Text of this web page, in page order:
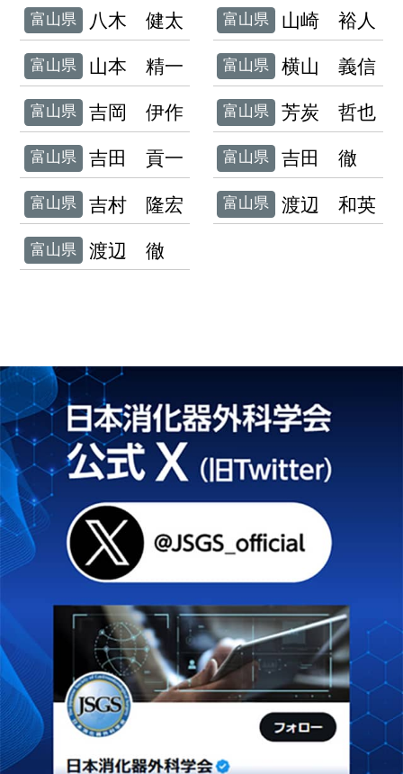
富山県 八木 健太 富山県 山崎 裕人
富山県 山本 精一 富山県 横山 義信
富山県 吉岡 伊作 富山県 芳炭 哲也
富山県 吉田 貢一 富山県 吉田 徹
富山県 吉村 隆宏 富山県 渡辺 和英
富山県 渡辺 徹